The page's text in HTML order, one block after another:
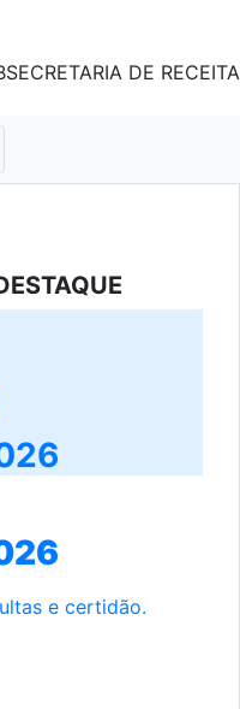
DE RECEITA
e certidão.